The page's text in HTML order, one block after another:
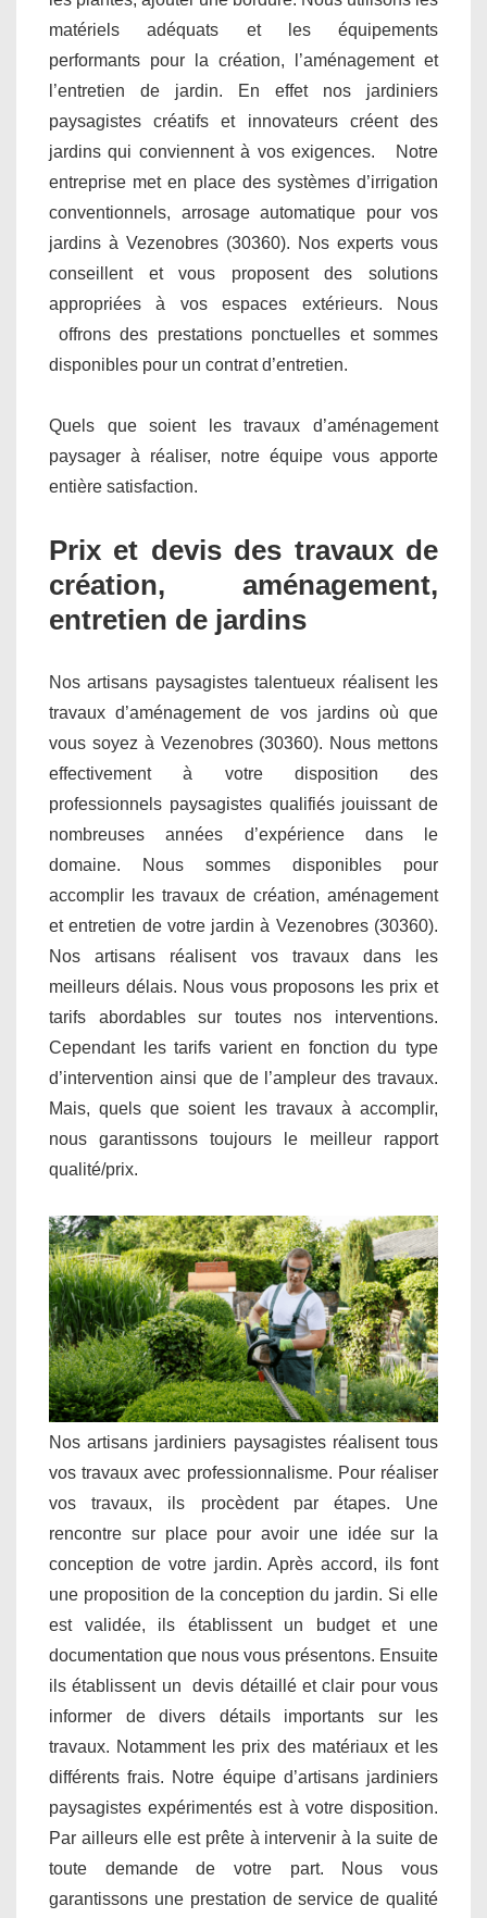
matériels adéquats et les équipements
performants pour la création, l’aménagement et
l’entretien de jardin. En effet nos jardiniers
paysagistes créatifs et innovateurs créent des
jardins qui conviennent à vos exigences. Notre
entreprise met en place des systèmes d’irrigation
conventionnels, arrosage automatique pour vos
jardins à Vezenobres (30360). Nos experts vous
conseillent et vous proposent des solutions
appropriées à vos espaces extérieurs. Nous
offrons des prestations ponctuelles et sommes
disponibles pour un contrat d’entretien.
Quels que soient les travaux d’aménagement
paysager à réaliser, notre équipe vous apporte
entière satisfaction.
Prix et devis des travaux de
création, aménagement,
entretien de jardins
Nos artisans paysagistes talentueux réalisent les
travaux d’aménagement de vos jardins où que
vous soyez à Vezenobres (30360). Nous mettons
effectivement à votre disposition des
professionnels paysagistes qualifiés jouissant de
nombreuses années d’expérience dans le
domaine. Nous sommes disponibles pour
accomplir les travaux de création, aménagement
et entretien de votre jardin à Vezenobres (30360).
Nos artisans réalisent vos travaux dans les
meilleurs délais. Nous vous proposons les prix et
tarifs abordables sur toutes nos interventions.
Cependant les tarifs varient en fonction du type
d’intervention ainsi que de l’ampleur des travaux.
Mais, quels que soient les travaux à accomplir,
nous garantissons toujours le meilleur rapport
qualité/prix.
Nos artisans jardiniers paysagistes réalisent tous
vos travaux avec professionnalisme. Pour réaliser
vos travaux, ils procèdent par étapes. Une
rencontre sur place pour avoir une idée sur la
conception de votre jardin. Après accord, ils font
une proposition de la conception du jardin. Si elle
est validée, ils établissent un budget et une
documentation que nous vous présentons. Ensuite
ils établissent un devis détaillé et clair pour vous
informer de divers détails importants sur les
travaux. Notamment les prix des matériaux et les
différents frais. Notre équipe d’artisans jardiniers
paysagistes expérimentés est à votre disposition.
Par ailleurs elle est prête à intervenir à la suite de
toute demande de votre part. Nous vous
garantissons une prestation de service de qualité